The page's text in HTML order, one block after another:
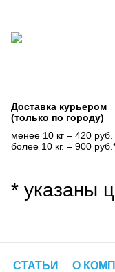
Доставка курьером
(только по городу)
менее 10 кг – 420 руб.
более 10 кг. – 900
* указаны
СТАТЬИ О